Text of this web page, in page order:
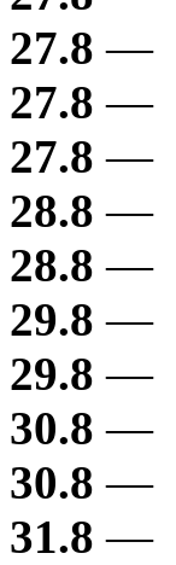
27.8 —
27.8 —
27.8 —
28.8 —
28.8 —
29.8 —
29.8 —
30.8 —
30.8 —
31.8 —